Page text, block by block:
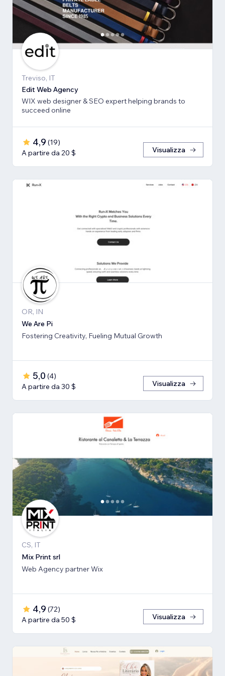
Treviso, IT
Edit Web Agency
WIX web designer & SEO expert helping brands to
succeed online
4,9 (19)
A partire da 20 $
Visualizza
OR, IN
We Are Pi
Fostering Creativity, Fueling Mutual Growth
5,0 (4)
A partire da 30 $
Visualizza
CS, IT
Mix Print srl
Web Agency partner Wix
4,9 (72)
A partire da 50 $
Visualizza